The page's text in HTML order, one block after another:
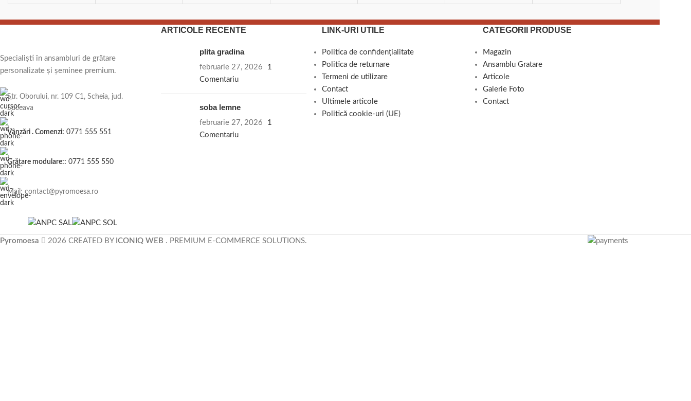
Specialiști în ansambluri de grătare
personalizate și șeminee premium.
Str. Oborului, nr. 109 C1, Scheia, jud.
Suceava
Vânzări . Comenzi: 0771 555 551
Grătare modulare:: 0771 555 550
Mail: contact@pyromoesa.ro
ARTICOLE RECENTE
plita gradina
februarie 27, 2026
1
Comentariu
soba lemne
februarie 27, 2026
1
Comentariu
LINK-URI UTILE
Politica de confidențialitate
Politica de returnare
Termeni de utilizare
Contact
Ultimele articole
Politică cookie-uri (UE)
CATEGORII PRODUSE
Magazin
Ansamblu Gratare
Articole
Galerie Foto
Contact
Pyromoesa 2026 CREATED BY ICONIQ WEB . PREMIUM E-COMMERCE SOLUTIONS.